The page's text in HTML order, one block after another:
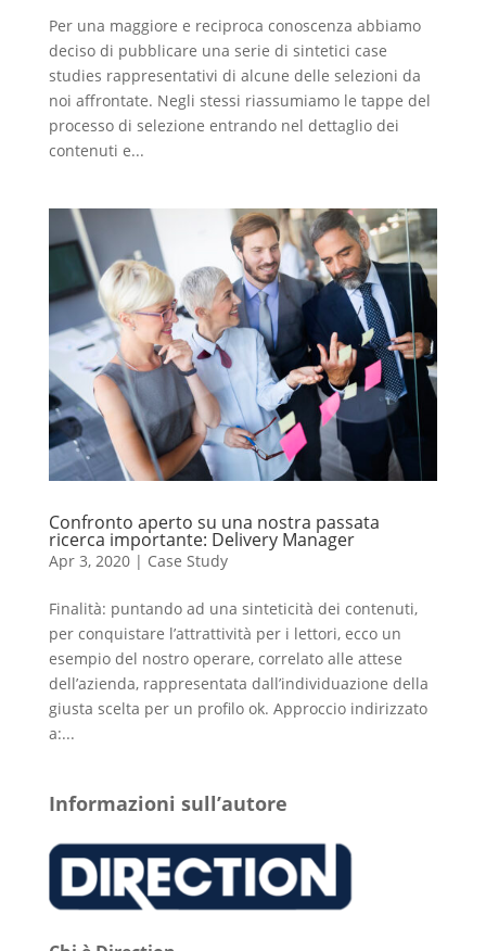
Per una maggiore e reciproca conoscenza abbiamo
deciso di pubblicare una serie di sintetici case
studies rappresentativi di alcune delle selezioni da
noi affrontate. Negli stessi riassumiamo le tappe del
processo di selezione entrando nel dettaglio dei
contenuti e...
Confronto aperto su una nostra passata
ricerca importante: Delivery Manager
Apr 3, 2020| Case Study
Finalità: puntando ad una sinteticità dei contenuti,
per conquistare l’attrattività per i lettori, ecco un
esempio del nostro operare, correlato alle attese
dell’azienda, rappresentata dall’individuazione della
giusta scelta per un profilo ok. Approccio indirizzato
a:...
Informazioni sull’autore